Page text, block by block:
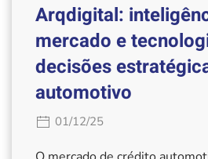
Arqdigital:
mercado e
decisões
automotivo
01/12/25